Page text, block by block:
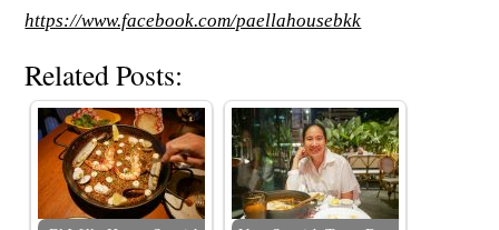
https://www.facebook.com/paellahousebkk
Related Posts: